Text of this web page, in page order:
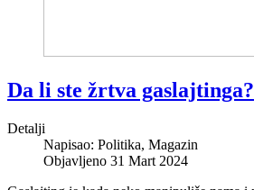
Da li ste žrtva gaslajtinga?
Detalji
Napisao: Politika, Magazin
Objavljeno 31 Mart 2024